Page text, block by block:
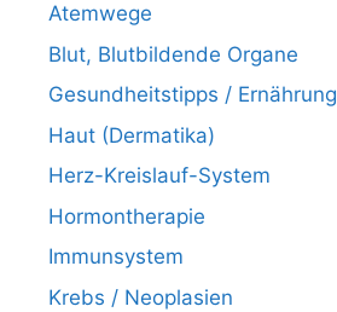
Atemwege
Blut, Blutbildende Organe
Gesundheitstipps / Ernährung
Haut (Dermatika)
Herz-Kreislauf-System
Hormontherapie
Immunsystem
Krebs / Neoplasien